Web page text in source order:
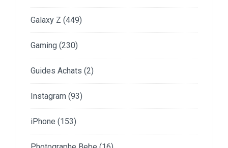
Galaxy Z (449)
Gaming (230)
Guides Achats (2)
Instagram (93)
iPhone (153)